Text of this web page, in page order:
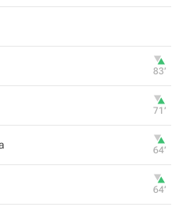
83‎’‎
71‎’‎
64‎’‎
64‎’‎